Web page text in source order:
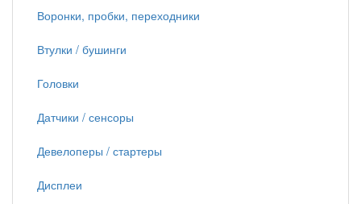
Воронки, пробки, переходники
Втулки / бушинги
Головки
Датчики / сенсоры
Девелоперы / стартеры
Дисплеи